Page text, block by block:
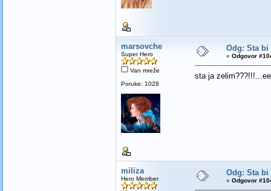
marsovche
Super Hero
Van mreže
Poruke: 1028
Odg: Sta
« Odgovor
sta ja
miliza
Hero Member
Odg: Sta
« Odgovor